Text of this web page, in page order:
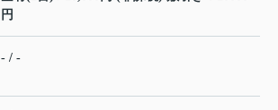
円
- / -